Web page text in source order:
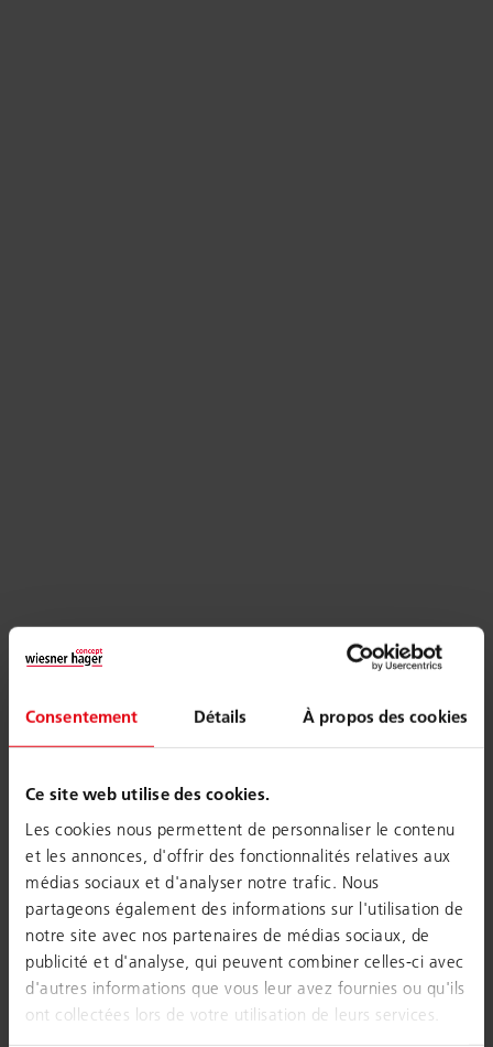
Consentement Détails À propos des cookies
Ce site web utilise des cookies.
Les cookies nous permettent de personnaliser le contenu
et les annonces, d'offrir des fonctionnalités relatives aux
médias sociaux et d'analyser notre trafic. Nous
partageons également des informations sur l'utilisation de
notre site avec nos partenaires de médias sociaux, de
publicité et d'analyse, qui peuvent combiner celles-ci avec
d'autres informations que vous leur avez fournies ou qu'ils
ont collectées lors de votre utilisation de leurs services.